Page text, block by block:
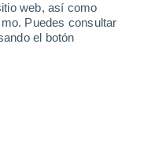
web, así como
Puedes consultar
el botón
500 HPA |
VIENTO 10M |